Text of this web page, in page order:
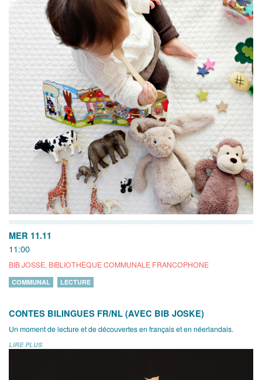
MER 11.11
11:00
BIB JOSSE, BIBLIOTHÈQUE COMMUNALE FRANCOPHONE
COMMUNAL LECTURE
CONTES BILINGUES FR/NL (AVEC BIB JOSKE)
Un moment de lecture et de découvertes en français et en néerlandais.
LIRE PLUS